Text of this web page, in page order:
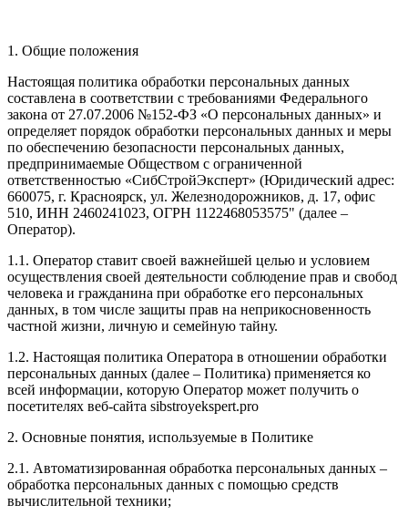
1. Общие положения
Настоящая политика обработки персональных данных
составлена в соответствии с требованиями Федерального
закона от 27.07.2006 №152-ФЗ «О персональных данных» и
определяет порядок обработки персональных данных и меры
по обеспечению безопасности персональных данных,
предпринимаемые Обществом с ограниченной
ответственностью «СибСтройЭксперт» (Юридический адрес:
660075, г. Красноярск, ул. Железнодорожников, д. 17, офис
510, ИНН 2460241023, ОГРН 1122468053575" (далее –
Оператор).
1.1. Оператор ставит своей важнейшей целью и условием
осуществления своей деятельности соблюдение прав и свобод
человека и гражданина при обработке его персональных
данных, в том числе защиты прав на неприкосновенность
частной жизни, личную и семейную тайну.
1.2. Настоящая политика Оператора в отношении обработки
персональных данных (далее – Политика) применяется ко
всей информации, которую Оператор может получить о
посетителях веб-сайта sibstroyekspert.pro
2. Основные понятия, используемые в Политике
2.1. Автоматизированная обработка персональных данных –
обработка персональных данных с помощью средств
вычислительной техники;